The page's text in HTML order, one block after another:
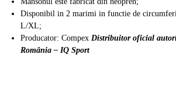
Disponibil in 2 marimi in functie de
L/XL;
Producator: Compex Distribuitor oficial
România – IQ Sport